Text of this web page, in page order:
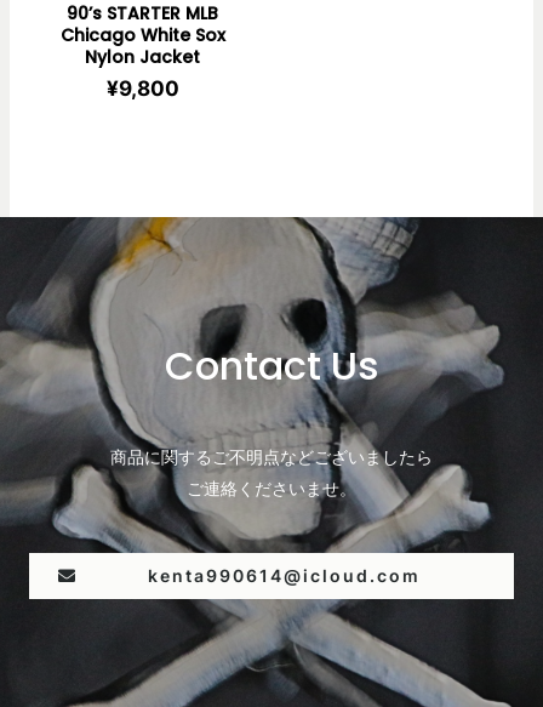
90’s STARTER MLB
Chicago White Sox
Nylon Jacket
¥9,800
Contact Us
商品に関するご不明点などございましたら
ご連絡くださいませ。
kenta990614@icloud.com